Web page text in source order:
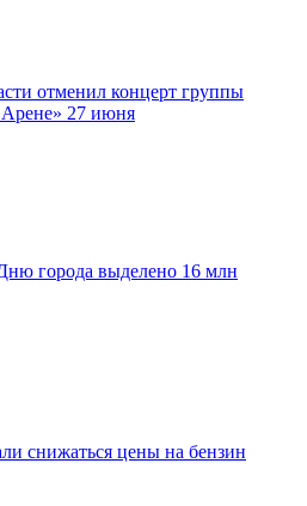
отменил концерт группы
27 июня
города выделено 16 млн
снижаться цены на бензин